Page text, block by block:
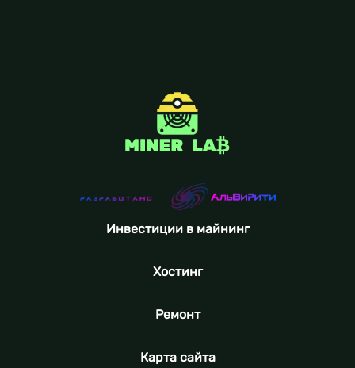
Инвестиции в майнинг
Хостинг
Ремонт
Карта сайта